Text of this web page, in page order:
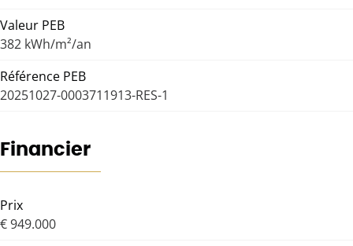
Valeur PEB
382 kWh/m²/an
Référence PEB
20251027-0003711913-RES-1
Financier
Prix
€ 949.000